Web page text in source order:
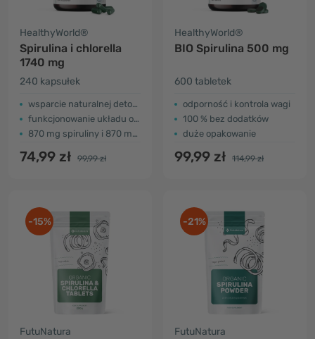
HealthyWorld®
Spirulina i chlorella
1740 mg
240 kapsułek
wsparcie naturalnej detoksykacji
funkcjonowanie układu odpornościowego
870 mg spiruliny i 870 mg chlorelli
74,99 zł 99,99 zł
HealthyWorld®
BIO Spirulina 500 mg
600 tabletek
odporność i kontrola wagi
100 % bez dodatków
duże opakowanie
99,99 zł 114,99 zł
-15%
FutuNatura
-21%
FutuNatura